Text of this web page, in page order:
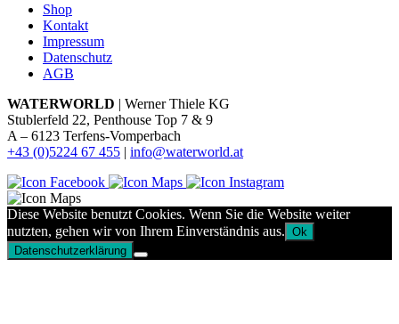
Shop
Kontakt
Impressum
Datenschutz
AGB
WATERWORLD | Werner Thiele KG
Stublerfeld 22, Penthouse Top 7 & 9
A – 6123 Terfens-Vomperbach
+43 (0)5224 67 455 | info@waterworld.at
Diese Website benutzt Cookies. Wenn Sie die Website weiter
nutzten, gehen wir von Ihrem Einverständnis aus. Ok
Datenschutzerklärung